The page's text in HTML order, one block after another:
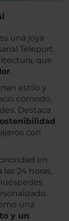
una joya
Teleport
que
.
estilo y
cómodo,
Destaca
con
en
24 horas,
una
y un